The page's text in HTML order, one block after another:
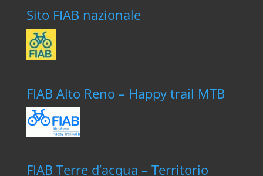
Sito FIAB nazionale
FIAB Alto Reno – Happy trail MTB
FIAB Terre d’acqua – Territorio